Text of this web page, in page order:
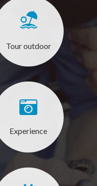
Tour outdoor
Experience